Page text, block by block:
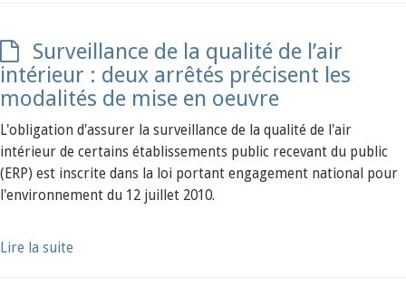
Surveillance de la qualité de l’air
intérieur : deux arrêtés précisent les
modalités de mise en oeuvre
L'obligation d'assurer la surveillance de la qualité de l'air
intérieur de certains établissements public recevant du public
(ERP) est inscrite dans la loi portant engagement national pour
l'environnement du 12 juillet 2010.
Lire la suite